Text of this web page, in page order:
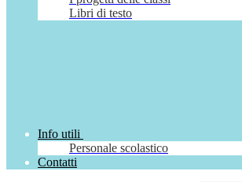
Libri di testo
Info utili
Personale scolastico
Contatti